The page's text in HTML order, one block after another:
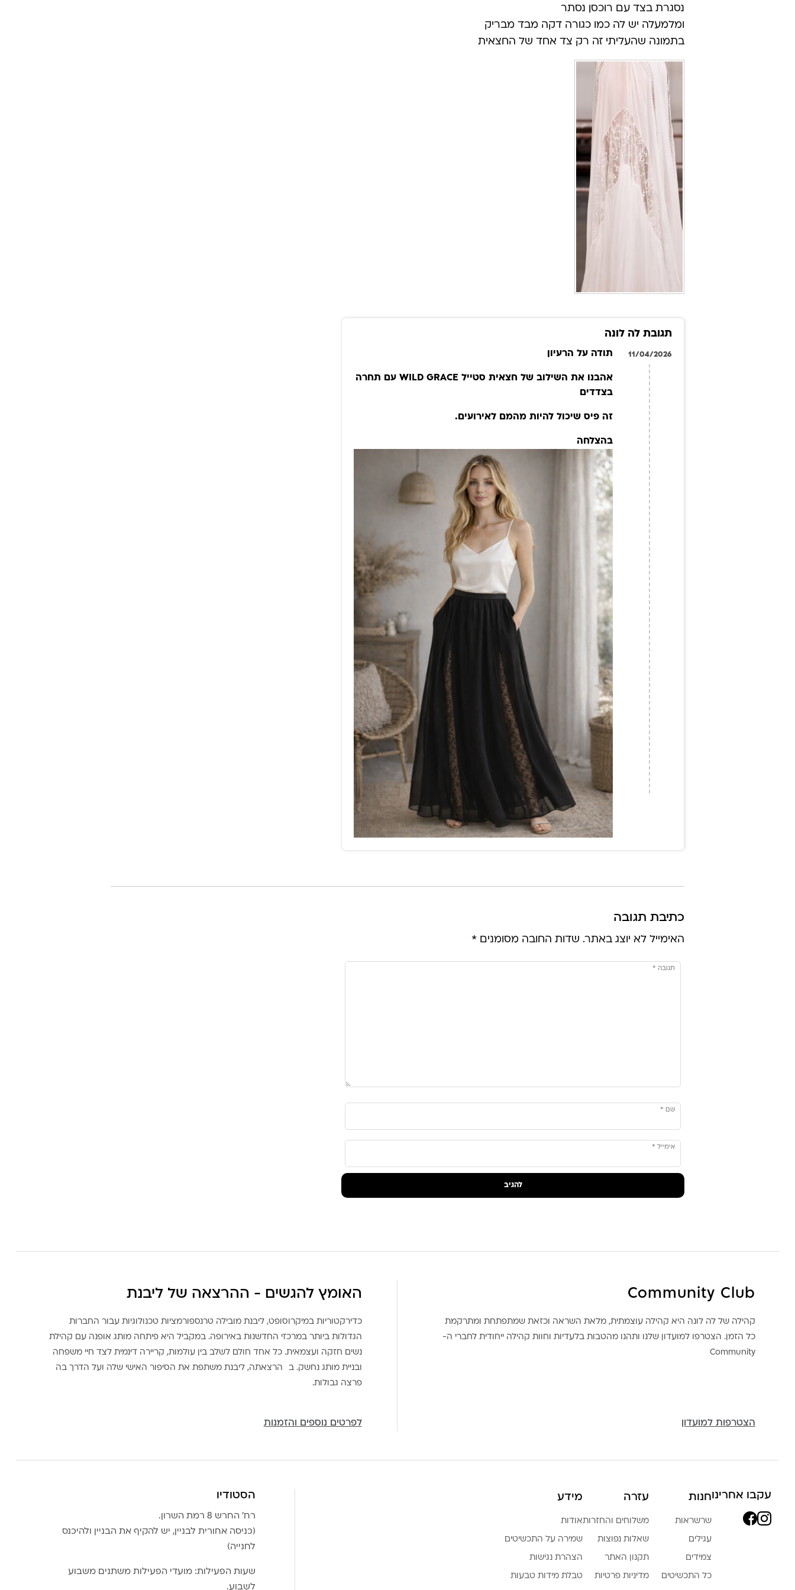
נסגרת בצד עם רוכסן נסתר
ומלמעלה יש לה כמו כגורה דקה מבד מבריק
בתמונה שהעליתי זה רק צד אחד של החצאית
תגובת לה לונה
11/04/2026 תודה על הרעיון
אהבנו את השילוב של חצאית סטייל WILD GRACE עם תחרה
בצדדים
זה פיס שיכול להיות מהמם לאירועים.
בהצלחה
כתיבת תגובה
האימייל לא יוצג באתר. שדות החובה מסומנים *
תגובה *
שם *
אימייל *
Community Club
קהילה של לה לונה היא קהילה עוצמתית, מלאת השראה וכזאת שמתפתחת ומתרקמת
כל הזמן. הצטרפו למועדון שלנו ותהנו מהטבות בלעדיות וחוות קהילה ייחודית לחברי ה-
Community
הצטרפות למועדון
האומץ להגשים - ההרצאה של ליבנת
כדירקטוריות במיקרוסופט, ליבנת מובילה טרנספורמציות טכנולוגיות עבור החברות
הגדולות ביותר במרכזי החדשנות באירופה. במקביל היא פיתחה מותג אופנה עם קהילת
נשים חזקה ועצמאית. כל אחד חולם לשלב בין עולמות, קריירה דינמית לצד חיי משפחה
ובניית מותג נחשק. ב הרצאתה, ליבנת משתפת את הסיפור האישי שלה ועל הדרך בה
פרצה גבולות.
לפרטים נוספים והזמנות
עקבו אחרינוחנות
שרשראות
עגילים
צמידים
כל התכשיטים
עזרה
משלוחים והחזרות
שאלות נפוצות
תקנון האתר
מדיניות פרטיות
מידע
אודות
שמירה על התכשיטים
הצהרת נגישות
טבלת מידות טבעות
הסטודיו
רח׳ החרש 8 רמת השרון.
(כניסה אחורית לבניין, יש להקיף את הבניין ולהיכנס
לחנייה)
שעות הפעילות: מועדי הפעילות משתנים משבוע
לשבוע.